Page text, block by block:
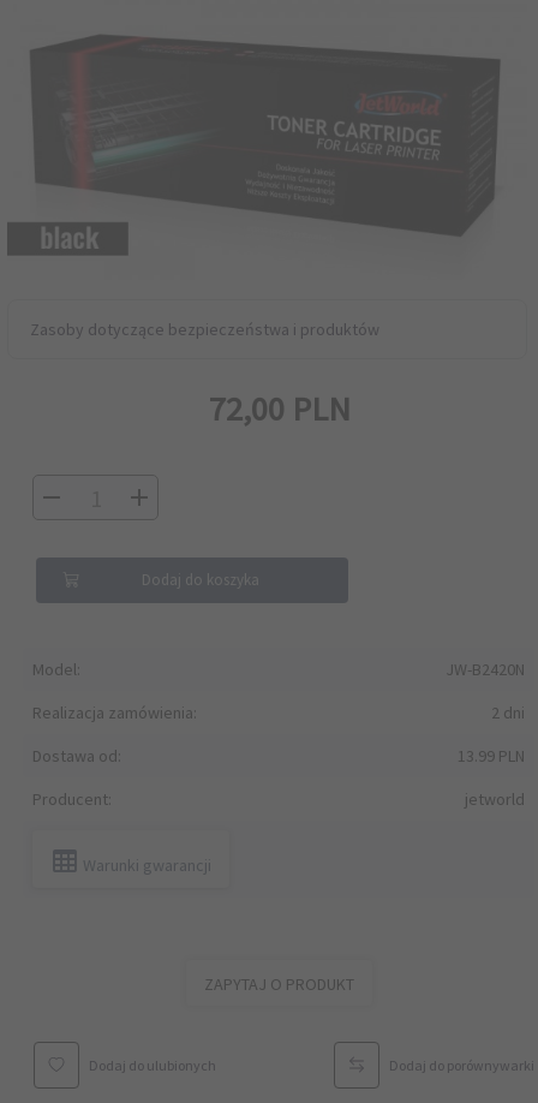
Zasoby dotyczące bezpieczeństwa i produktów
Model:
JW-B2420N
Realizacja zamówienia:
2 dni
Dostawa od:
13.99 PLN
Producent:
jetworld
Warunki gwarancji
72,00 PLN
ZAPYTAJ O PRODUKT
Dodaj do koszyka
Dodaj do ulubionych Dodaj do porównywarki